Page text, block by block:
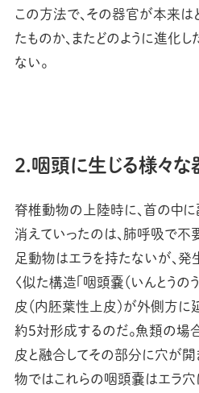
この方法で、その器官が本来は
たものか、またどのように進化
ない。
2.咽頭に生じる様々な
脊椎動物の上陸時に、首の中
消えていったのは、肺呼吸で不
足動物はエラを持たないが、
く似た構造「咽頭嚢（いんとうの
皮（内胚葉性上皮）が外側方
約5対形成するのだ。魚類の場
皮と融合してその部分に穴が開
物ではこれらの咽頭嚢はエラ穴